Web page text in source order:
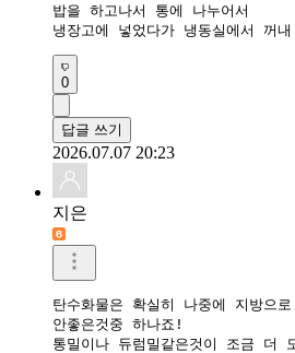
밥을 하고나서 통에 나누어서
냉장고에 넣었다가 냉동실에서 꺼
0
답글 쓰기
2026.07.07 20:23
지은
탄수화물은 확실히 나중에 지방으로
안좋은것중 하나죠!
통밀이나 듀럼밀같은것이 조금 더